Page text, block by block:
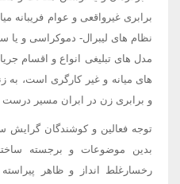
برابری غیرواقعی و عوام فریبانه
نظام های لیبرال- دموکراسی و یا
مدل های تبلیغی انواع و اقسام
های میانه و غیر کارگری است، به
و برابری زن در ابران مسیر درست
توجه فعالین و کوشندگان گرایش
بدین موضوعات و برجسته
رخسارغلط انداز و ظاهر